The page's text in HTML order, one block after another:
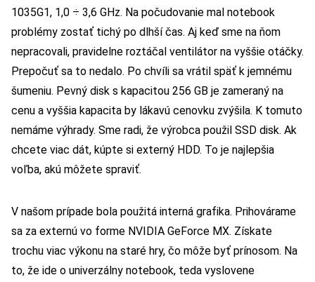
1035G1, 1,0 ÷ 3,6 GHz. Na počudovanie mal notebook
problémy zostať tichý po dlhší čas. Aj keď sme na ňom
nepracovali, pravidelne roztáčal ventilátor na vyššie otáčky.
Prepočuť sa to nedalo. Po chvíli sa vrátil späť k jemnému
šumeniu. Pevný disk s kapacitou 256 GB je zameraný na
cenu a vyššia kapacita by lákavú cenovku zvýšila. K tomuto
nemáme výhrady. Sme radi, že výrobca použil SSD disk. Ak
chcete viac dát, kúpte si externý HDD. To je najlepšia
voľba, akú môžete spraviť.
V našom prípade bola použitá interná grafika. Prihovárame
sa za externú vo forme NVIDIA GeForce MX. Získate
trochu viac výkonu na staré hry, čo môže byť prínosom. Na
to, že ide o univerzálny notebook, teda vyslovene